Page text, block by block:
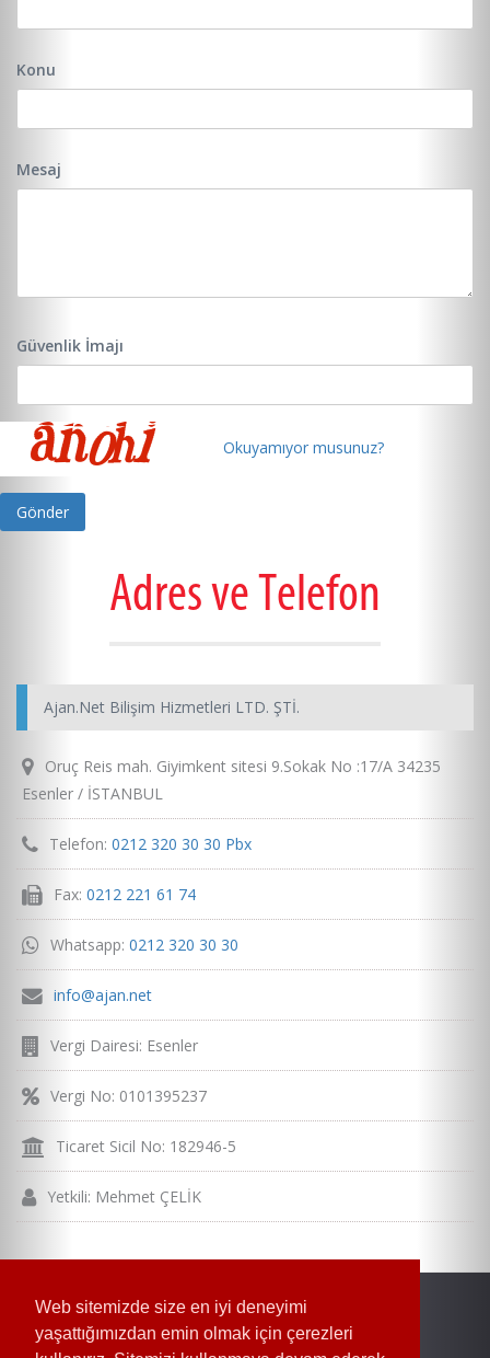
Web sitemizde size en iyi deneyimi
yaşattığımızdan emin olmak için çerezleri
Konu
Mesaj
Güvenlik İmajı
Okuyamıyor musunuz?
Adres ve Telefon
Ajan.Net Bilişim Hizmetleri LTD. ŞTİ.
Oruç Reis mah. Giyimkent sitesi 9.Sokak No :17/A 34235
Esenler / İSTANBUL
Telefon: 0212 320 30 30 Pbx
Fax: 0212 221 61 74
Whatsapp: 0212 320 30 30
info@ajan.net
Vergi Dairesi: Esenler
Vergi No: 0101395237
Ticaret Sicil No: 182946-5
Yetkili: Mehmet ÇELİK
Ajan.Net - Postman Kargo Ve Kurye Yazılım